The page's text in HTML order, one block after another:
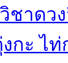
ชาดว
กะ ไ